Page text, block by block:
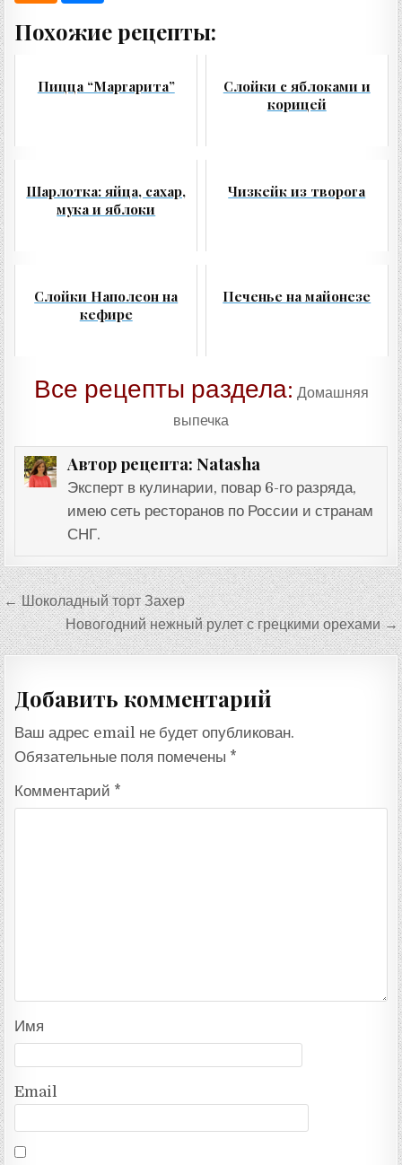
Похожие рецепты:
Пицца “Маргарита”
Слойки с яблоками и
корицей
Шарлотка: яйца, сахар,
мука и яблоки
Чизкейк из творога
Слойки Наполеон на
кефире
Печенье на майонезе
Все рецепты раздела: Домашняя
выпечка
Автор рецепта: Natasha
Эксперт в кулинарии, повар 6-го разряда,
имею сеть ресторанов по России и странам
СНГ.
Навигация
по
записям
← Шоколадный торт Захер
Новогодний нежный рулет с грецкими орехами →
Добавить комментарий
Ваш адрес email не будет опубликован.
Обязательные поля помечены *
Комментарий *
Имя
Email